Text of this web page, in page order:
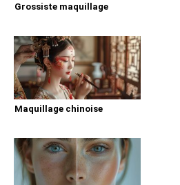
Grossiste maquillage
Maquillage chinoise